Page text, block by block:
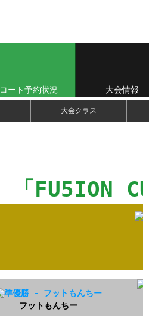
コート予約状況 大会情報
大会クラス
「FU5ION
フットもんちー